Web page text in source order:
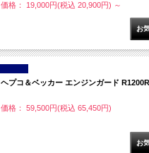
価格： 19,000円(税込 20,900円) ～
ヘプコ＆ベッカー エンジンガード
価格： 59,500円(税込 65,450円)